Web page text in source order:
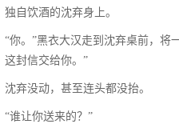
独自饮酒的沈弃身上。
“你。”黑衣大汉走到沈弃桌前，将
这封信交给你。”
沈弃没动，甚至连头都没抬。
“谁让你送来的？”